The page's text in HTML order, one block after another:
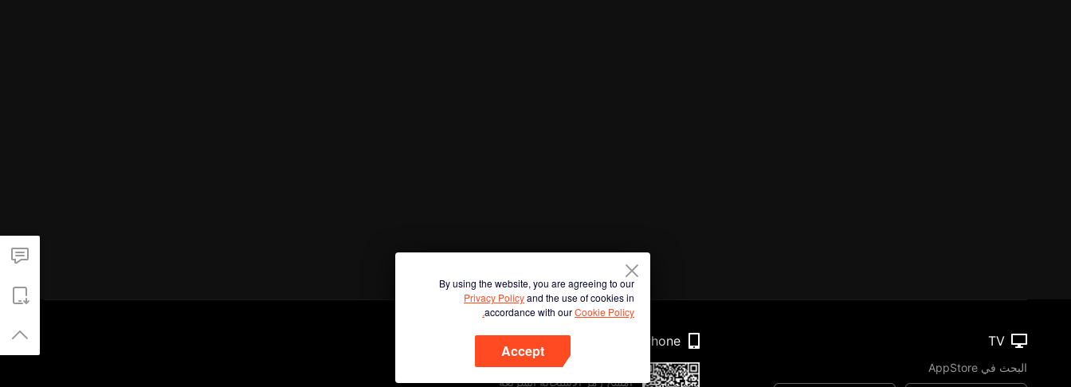
By using the website, you are agreeing to our
Privacy Policyand the use of cookies in
accordance with ourCookie Policy.
Accept
TV
البحث في AppStore
Phone
امسح رمز الاستجابة السريعة